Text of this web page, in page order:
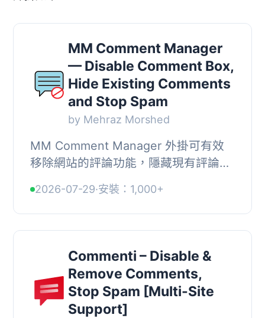
MM Comment Manager
— Disable Comment Box,
Hide Existing Comments
and Stop Spam
by Mehraz Morshed
MM Comment Manager 外掛可有效
移除網站的評論功能，隱藏現有評論並
個乾淨且無干擾的環境。, , 【主要功
能】, • 移除評論...
2026-07-29·安裝：1,000+
Commenti – Disable &
Remove Comments,
Stop Spam [Multi-Site
Support]